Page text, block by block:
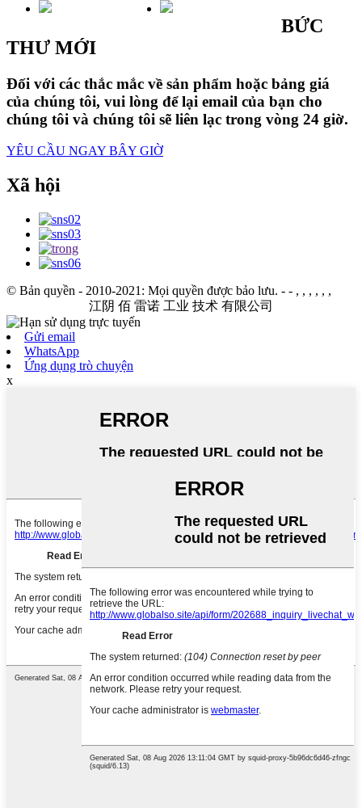
BỨC
THƯ MỚI
Đối với các thắc mắc về sản phẩm hoặc bảng giá
của chúng tôi, vui lòng để lại email của bạn cho
chúng tôi và chúng tôi sẽ liên lạc trong vòng 24 giờ.
YÊU CẦU NGAY BÂY GIỜ
Xã hội
© Bản quyền - 2010-2021: Mọi quyền được bảo lưu. - - , , , , , ,
江阴 佰 雷诺 工业 技术 有限公司
Gửi email
WhatsApp
Ứng dụng trò chuyện
x